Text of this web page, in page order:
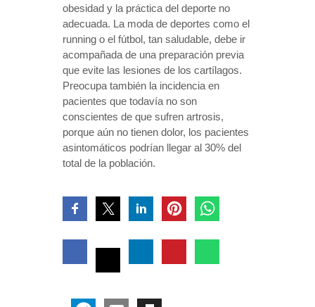
obesidad y la práctica del deporte no
adecuada. La moda de deportes como el
running o el fútbol, tan saludable, debe ir
acompañada de una preparación previa
que evite las lesiones de los cartílagos.
Preocupa también la incidencia en
pacientes que todavía no son
conscientes de que sufren artrosis,
porque aún no tienen dolor, los pacientes
asintomáticos podrían llegar al 30% del
total de la población.